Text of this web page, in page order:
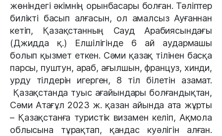
жөніндегі әкімнің орынбасары болған. Тәліптер
билікті басып алғасын, ол амалсыз Ауғаннан
кетіп, Қазақстанның Сауд Арабиясындағы
(Джидда қ.) Елшілігінде 6 ай аудармашы
болып қызмет еткен. Сәми қазақ тілінен басқа
парсы, пуштун, араб, ағылшын, француз, хинди,
урду тілдерін игерген, 8 тіл білетін азамат.
Қазақстанда туыс ағайындары болғандықтан,
Сәми Атағұл 2023 ж. қазан айында ата жұрты
– Қазақстанға туристік визамен келіп, Ақмола
облысына тұрақтап, қандас куәлігін алған.